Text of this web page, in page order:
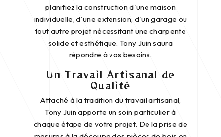
planifiez la construction d'une maison
individuelle, d'une extension, d'un garage ou
tout autre projet nécessitant une charpente
solide et esthétique, Tony Juin saura
répondre à vos besoins.
Un Travail Artisanal de
Qualité
Attaché à la tradition du travail artisanal,
Tony Juin apporte un soin particulier à
chaque étape de votre projet. De la prise de